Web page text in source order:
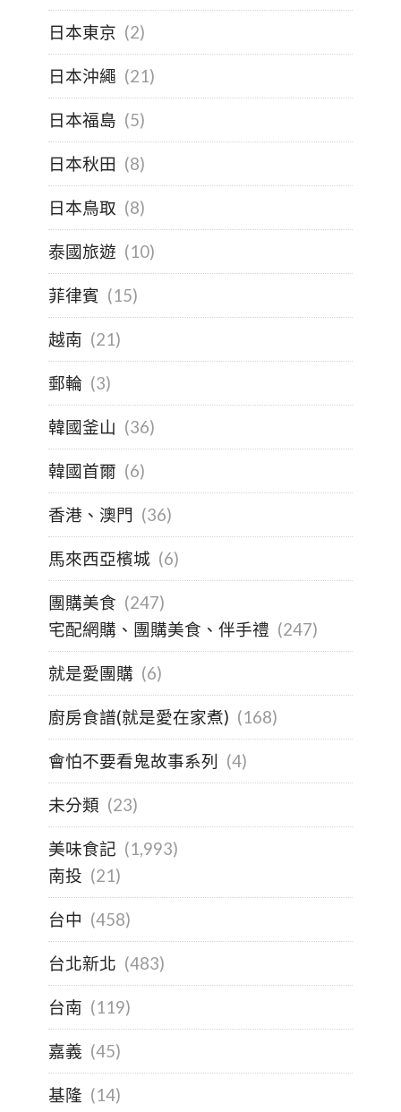
日本東京 (2)
日本沖繩 (21)
日本福島 (5)
日本秋田 (8)
日本鳥取 (8)
泰國旅遊 (10)
菲律賓 (15)
越南 (21)
郵輪 (3)
韓國釜山 (36)
韓國首爾 (6)
香港、澳門 (36)
馬來西亞檳城 (6)
團購美食 (247)
宅配網購、團購美食、伴手禮 (247)
就是愛團購 (6)
廚房食譜(就是愛在家煮) (168)
會怕不要看鬼故事系列 (4)
未分類 (23)
美味食記 (1,993)
南投 (21)
台中 (458)
台北新北 (483)
台南 (119)
嘉義 (45)
基隆 (14)